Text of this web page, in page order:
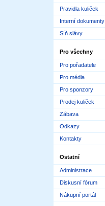
Pravidla kuliček
Interní dokumenty
Síň slávy
Pro všechny
Pro pořadatele
Pro média
Pro sponzory
Prodej kuliček
Zábava
Odkazy
Kontakty
Ostatní
Administrace
Diskusní fórum
Nákupní portál